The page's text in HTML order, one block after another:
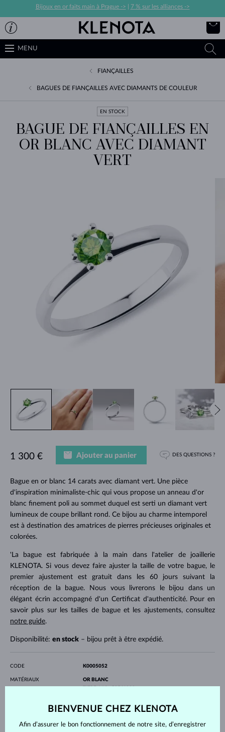
Bijoux en or faits main à Prague -> 7 % sur les alliances ->
MENU
FIANÇAILLES
BAGUES DE FIANÇAILLES AVEC DIAMANTS DE COULEUR
EN STOCK
BAGUE DE FIANÇAILLES EN
OR BLANC AVEC DIAMANT
VERT
Bague en or blanc 14 carats avec diamant vert. Une pièce
d'inspiration minimaliste-chic qui vous propose un anneau d'or
blanc finement poli au sommet duquel est serti un diamant vert
lumineux de coupe brillant rond. Ce bijou au charme intemporel
est à destination des amatrices de pierres précieuses originales et
colorées.
'La bague est fabriquée à la main dans l'atelier de joaillerie
KLENOTA. Si vous devez faire ajuster la taille de votre bague, le
premier ajustement est gratuit dans les 60 jours suivant la
réception de la bague. Nous vous livrerons le bijou dans un
élégant écrin accompagné d'un Certificat d'authenticité. Pour en
savoir plus sur les tailles de bague et les ajustements, consultez
notre guide.
Disponibilité: en stock– bijou prêt à être expédié.
1 300 € Ajouter au panier DES QUESTIONS ?
CODE K0005052
MATÉRIAUX
OR BLANC
ORIGINE naturelle
PURETÉ SI
BIENVENUE CHEZ KLENOTA
Afin d’assurer le bon fonctionnement de notre site, d’enregistrer